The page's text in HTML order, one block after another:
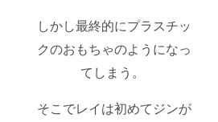
しかし最終的にプラスチッ
クのおもちゃのようになっ
てしまう。
そこでレイは初めてジンが